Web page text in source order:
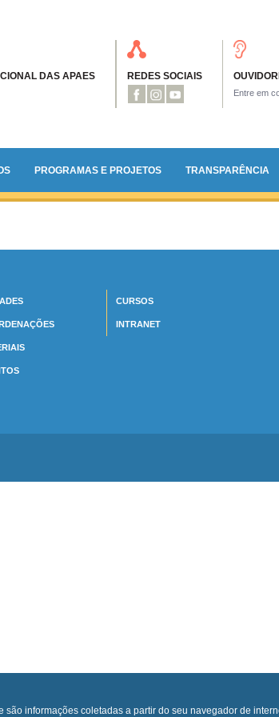
informações coletadas a partir do seu navegador de
DAS APAES REDES SOCIAIS
Entre em
PROGRAMAS E PROJETOS TRANSPARÊNCIA
CURSOS
INTRANET